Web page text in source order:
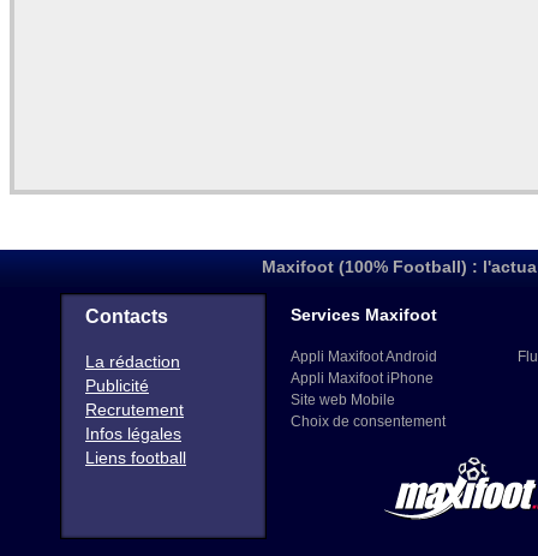
Maxifoot (100% Football) :
Contacts
La rédaction
Publicité
Recrutement
Infos légales
Liens football
Services Maxifoot
Appli Maxifoot Android
Appli Maxifoot iPhone
Site web Mobile
Choix de consentement